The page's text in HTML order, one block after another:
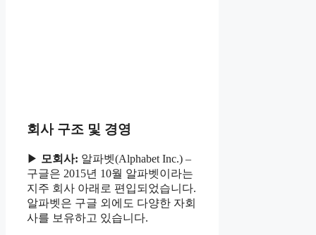
회사 구조 및 경영
▶ 모회사: 알파벳(Alphabet Inc.) –
구글은 2015년 10월 알파벳이라는
지주 회사 아래로 편입되었습니다.
알파벳은 구글 외에도 다양한 자회
사를 보유하고 있습니다.